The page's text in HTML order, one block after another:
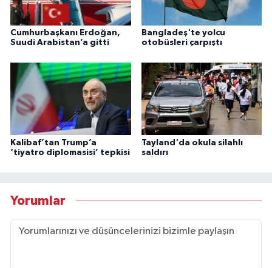
Cumhurbaşkanı Erdoğan,
Suudi Arabistan’a gitti
Bangladeş'te yolcu
otobüsleri çarpıştı
Kalibaf’tan Trump’a
‘tiyatro diplomasisi’ tepkisi
Tayland'da okula silahlı
saldırı
Yorumlar